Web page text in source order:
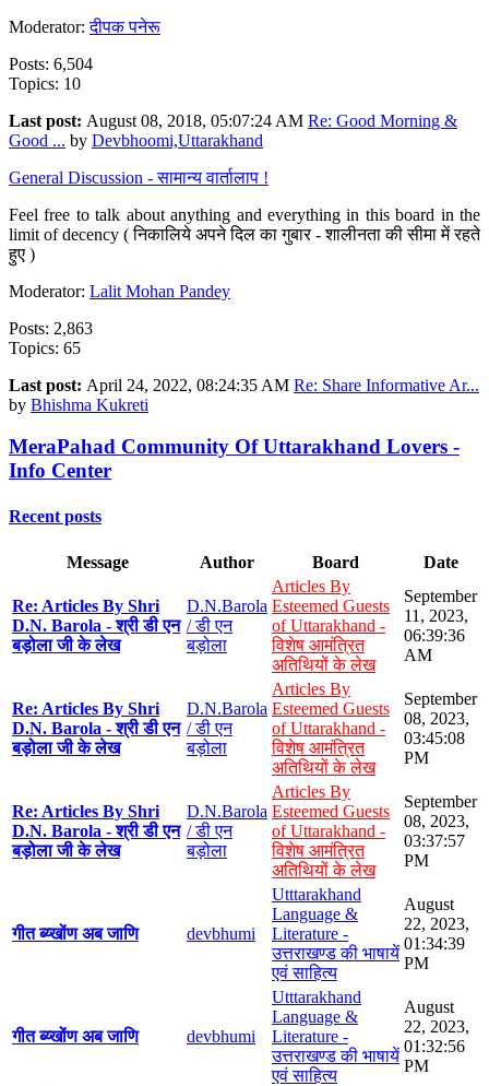
Moderator:दीपक पनेरू
Posts: 6,504
Topics: 10
Last post: August 08, 2018, 05:07:24 AM Re: Good Morning &
Good ... by Devbhoomi,Uttarakhand
General Discussion - सामान्य वार्तालाप !
Feel free to talk about anything and everything in this board in the
limit of decency ( निकालिये अपने दिल का गुबार - शालीनता की सीमा में रहते
हुए )
Moderator: Lalit Mohan Pandey
Posts: 2,863
Topics: 65
Last post: April 24, 2022, 08:24:35 AM Re: Share Informative Ar...
by Bhishma Kukreti
MeraPahad Community Of Uttarakhand Lovers -
Info Center
Recent posts
Message Author Board Date
Re: Articles By Shri
D.N. Barola - श्री डी एन
बड़ोला जी के लेख
D.N.Barola
/ डी एन
बड़ोला
Articles By
Esteemed Guests
of Uttarakhand -
विशेष आमंत्रित
अतिथियों के लेख
September
11, 2023,
06:39:36
AM
Re: Articles By Shri
D.N. Barola - श्री डी एन
बड़ोला जी के लेख
D.N.Barola
/ डी एन
बड़ोला
Articles By
Esteemed Guests
of Uttarakhand -
विशेष आमंत्रित
अतिथियों के लेख
September
08, 2023,
03:45:08
PM
Re: Articles By Shri
D.N. Barola - श्री डी एन
बड़ोला जी के लेख
D.N.Barola
/ डी एन
बड़ोला
Articles By
Esteemed Guests
of Uttarakhand -
विशेष आमंत्रित
अतिथियों के लेख
September
08, 2023,
03:37:57
PM
गीत ब्य्खोंण अब जाणि devbhumi
Utttarakhand
Language &
Literature -
उत्तराखण्ड की भाषायें
एवं साहित्य
August
22, 2023,
01:34:39
PM
गीत ब्य्खोंण अब जाणि devbhumi
Utttarakhand
Language &
Literature -
उत्तराखण्ड की भाषायें
एवं साहित्य
August
22, 2023,
01:32:56
PM